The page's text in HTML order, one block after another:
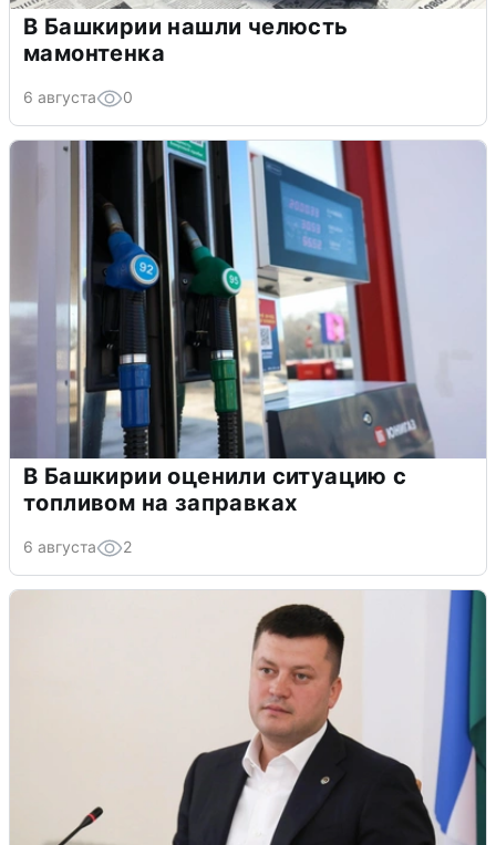
В Башкирии нашли челюсть
мамонтенка
6 августа 0
В Башкирии оценили ситуацию с
топливом на заправках
6 августа 2